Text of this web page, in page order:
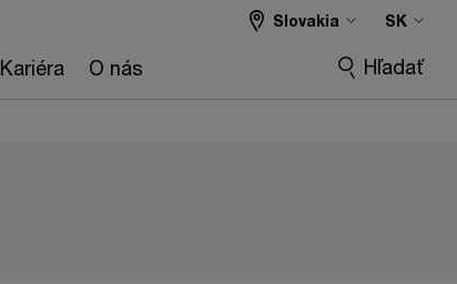
Kariéra O nás
Slovakia SK
Hľadať